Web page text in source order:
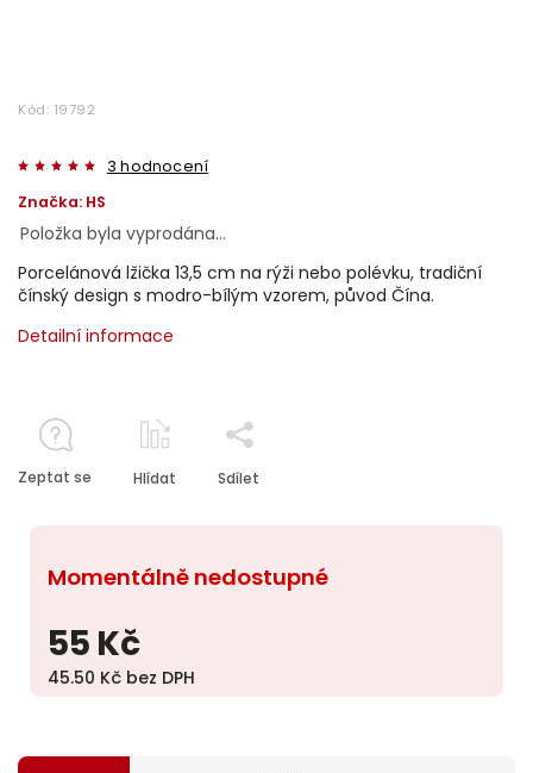
Kód: 19792
3 hodnocení
Značka: HS
55 Kč
45.50 Kč bez DPH
Momentálně nedostupné
Položka byla vyprodána…
Porcelánová lžička 13,5 cm na rýži nebo polévku, tradiční
čínský design s modro-bílým vzorem, původ Čína.
Detailní informace
Zeptat se Hlídat Sdílet